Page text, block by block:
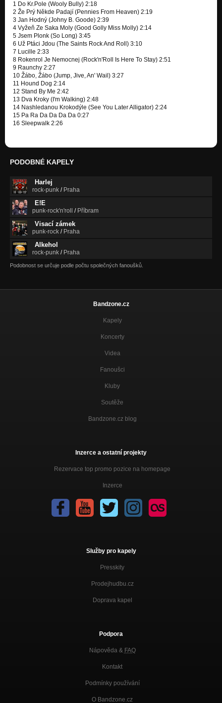
1 Do Kr.Pole (Wooly Bully) 2:18
2 Že Prý Někde Padají (Pennies From Heaven) 2:19
3 Jan Hodný (Johny B. Goode) 2:39
4 Vyžeň Ze Saka Moly (Good Golly Miss Molly) 2:14
5 Jsem Plonk (So Long) 3:45
6 Už Ptáci Jdou (The Saints Rock And Roll) 3:10
7 Lucille 2:33
8 Rokenrol Je Nemocnej (Rock'n'Roll Is Here To Stay) 2:51
9 Raunchy 2:27
10 Žábo, Žábo (Jump, Jive, An' Wail) 3:27
11 Hound Dog 2:14
12 Stand By Me 2:42
13 Dva Kroky (I'm Walking) 2:48
14 Nashledanou Krokodýle (See You Later Alligator) 2:24
15 Pa Ra Da Da Da Da 0:27
16 Sleepwalk 2:26
PODOBNÉ KAPELY
Harlej
rock-punk / Praha
E!E
punk-rock'n'roll / Příbram
Visací zámek
punk-rock / Praha
Alkehol
rock-punk / Praha
Podobnost se určuje podle počtu společných fanoušků.
Bandzone.cz
Kapely
Koncerty
Videa
Fanoušci
Kluby
Soutěže
Bandzone.cz blog
Inzerce a ostatní projekty
Rezervace top promo pozice na homepage
Inzerce
Služby pro kapely
Presskity
Prodejhudbu.cz
Doprava kapel
Podpora
Nápověda & FAQ
Kontakt
Podmínky používání
O Bandzone.cz